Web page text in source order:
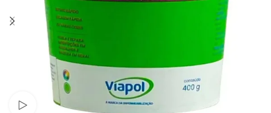
Assista ao vídeo